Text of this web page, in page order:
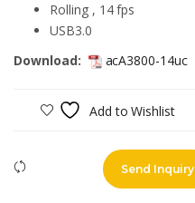
Rolling , 14 fps
USB3.0
Download:
acA3800-14uc
Add to Wishlist
Send Inquiry